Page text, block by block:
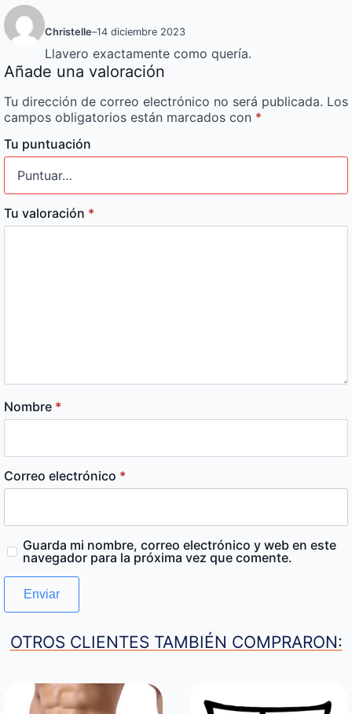
Christelle–14 diciembre 2023
Llavero exactamente como quería.
Añade una valoración
Tu dirección de correo electrónico no será publicada. Los
campos obligatorios están marcados con *
Tu puntuación
Tu valoración *
Nombre *
Correo electrónico *
Guarda mi nombre, correo electrónico y web en este
navegador para la próxima vez que comente.
OTROS CLIENTES TAMBIÉN COMPRARON: